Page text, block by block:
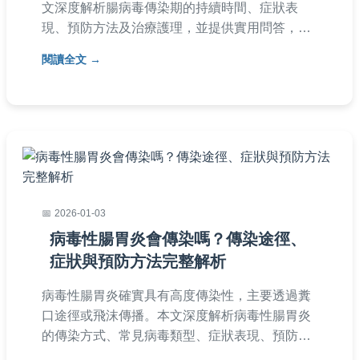
文深度解析腸病毒傳染期的持續時間、症狀表
現、預防方法及治療護理，並提供實用問答，幫
完整指南，讓您掌握關鍵知識，有效應對腸病毒
閱讀全文
2026-01-03
病毒性腸胃炎會傳染嗎？傳染途徑、
症狀與預防方法完整解析
病毒性腸胃炎確實具有高度傳染性，主要透過糞
口途徑或飛沫傳播。本文深度解析病毒性腸胃炎
的傳染方式、常見病毒類型、症狀表現、預防措